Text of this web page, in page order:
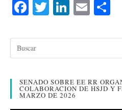
Fa
bo
ok
T
tte
r
Li
ed
In
E
ail
r
SENADO SOBRE EE RR
COLABORACION DE HSJD Y
MARZO DE 2026